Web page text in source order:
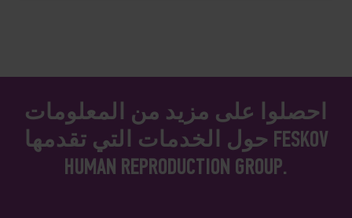
احصلوا على مزيد من المعلومات
حول الخدمات التي تقدمها FESKOV
HUMAN REPRODUCTION GROUP.